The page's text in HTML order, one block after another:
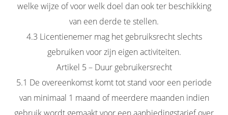
welke wijze of voor welk doel dan ook ter beschikking
van een derde te stellen.
4.3 Licentienemer mag het gebruiksrecht slechts
gebruiken voor zijn eigen activiteiten.
Artikel 5 – Duur gebruikersrecht
5.1 De overeenkomst komt tot stand voor een periode
van minimaal 1 maand of meerdere maanden indien